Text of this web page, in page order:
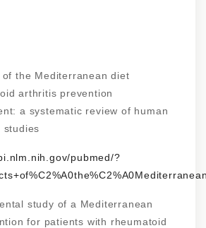
the Mediterranean diet
arthritis prevention
a systematic review of human
studies
pubmed/?
study of a Mediterranean
for patients with rheumatoid